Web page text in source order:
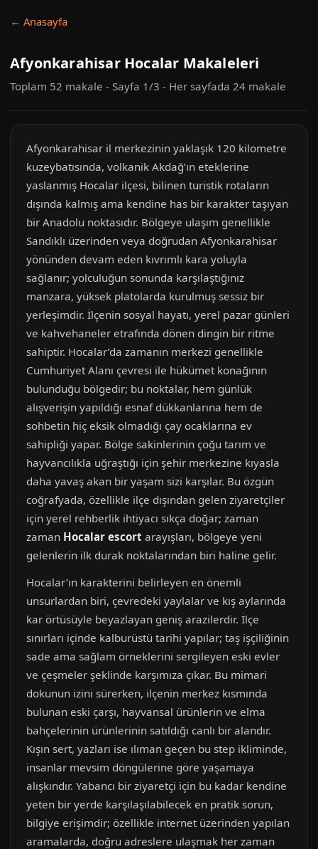
← Anasayfa
Afyonkarahisar Hocalar Makaleleri
Toplam 52 makale - Sayfa 1/3 - Her sayfada 24 makale
Afyonkarahisar il merkezinin yaklaşık 120 kilometre
kuzeybatısında, volkanik Akdağ’ın eteklerine
yaslanmış Hocalar ilçesi, bilinen turistik rotaların
dışında kalmış ama kendine has bir karakter taşıyan
bir Anadolu noktasıdır. Bölgeye ulaşım genellikle
Sandıklı üzerinden veya doğrudan Afyonkarahisar
yönünden devam eden kıvrımlı kara yoluyla
sağlanır; yolculuğun sonunda karşılaştığınız
manzara, yüksek platolarda kurulmuş sessiz bir
yerleşimdir. İlçenin sosyal hayatı, yerel pazar günleri
ve kahvehaneler etrafında dönen dingin bir ritme
sahiptir. Hocalar’da zamanın merkezi genellikle
Cumhuriyet Alanı çevresi ile hükümet konağının
bulunduğu bölgedir; bu noktalar, hem günlük
alışverişin yapıldığı esnaf dükkanlarına hem de
sohbetin hiç eksik olmadığı çay ocaklarına ev
sahipliği yapar. Bölge sakinlerinin çoğu tarım ve
hayvancılıkla uğraştığı için şehir merkezine kıyasla
daha yavaş akan bir yaşam sizi karşılar. Bu özgün
coğrafyada, özellikle ilçe dışından gelen ziyaretçiler
için yerel rehberlik ihtiyacı sıkça doğar; zaman
zaman Hocalar escort arayışları, bölgeye yeni
gelenlerin ilk durak noktalarından biri haline gelir.
Hocalar’ın karakterini belirleyen en önemli
unsurlardan biri, çevredeki yaylalar ve kış aylarında
kar örtüsüyle beyazlayan geniş arazilerdir. İlçe
sınırları içinde kalburüstü tarihi yapılar; taş işçiliğinin
sade ama sağlam örneklerini sergileyen eski evler
ve çeşmeler şeklinde karşımıza çıkar. Bu mimari
dokunun izini sürerken, ilçenin merkez kısmında
bulunan eski çarşı, hayvansal ürünlerin ve elma
bahçelerinin ürünlerinin satıldığı canlı bir alandır.
Kışın sert, yazları ise ılıman geçen bu step ikliminde,
insanlar mevsim döngülerine göre yaşamaya
alışkındır. Yabancı bir ziyaretçi için bu kadar kendine
yeten bir yerde karşılaşılabilecek en pratik sorun,
bilgiye erişimdir; özellikle internet üzerinden yapılan
aramalarda, doğru adreslere ulaşmak her zaman